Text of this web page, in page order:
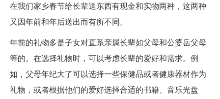
在我们家乡春节给长辈送东西有现金和实物两种，这两种
又因年前和年后送出而有所不同。
年前的礼物多是子女对直系亲属长辈如父母和公婆岳父母
等的。在选择礼物时，可以考虑长辈的爱好和需求。例
如，父母年纪大了可以选择一些保健品或者健康器材作为
礼物，或者根据他们的爱好选择合适的书籍、音乐光盘